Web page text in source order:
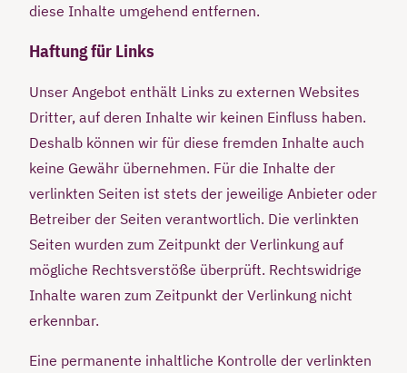
diese Inhalte umgehend entfernen.
Haftung für Links
Unser Angebot enthält Links zu externen Websites
Dritter, auf deren Inhalte wir keinen Einfluss haben.
Deshalb können wir für diese fremden Inhalte auch
keine Gewähr übernehmen. Für die Inhalte der
verlinkten Seiten ist stets der jeweilige Anbieter oder
Betreiber der Seiten verantwortlich. Die verlinkten
Seiten wurden zum Zeitpunkt der Verlinkung auf
mögliche Rechtsverstöße überprüft. Rechtswidrige
Inhalte waren zum Zeitpunkt der Verlinkung nicht
erkennbar.
Eine permanente inhaltliche Kontrolle der verlinkten